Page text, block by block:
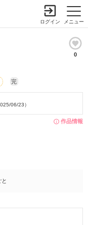
メニュー
ログイン
0
作品情報
06/23）
完